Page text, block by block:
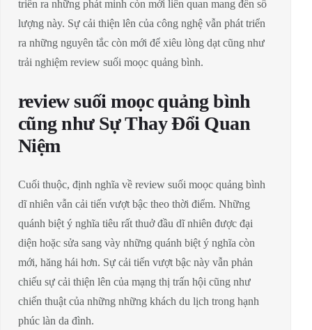
triển ra những phát minh còn mới liên quan mang đến số
lượng này. Sự cải thiện lên của công nghệ vẫn phát triển
ra những nguyên tắc còn mới để xiêu lòng dạt cũng như
trải nghiệm review suối moọc quảng bình.
review suối moọc quảng bình
cũng như Sự Thay Đổi Quan
Niệm
Cuối thuộc, định nghĩa về review suối moọc quảng bình
dĩ nhiên vẫn cải tiến vượt bậc theo thời điểm. Những
quánh biệt ý nghĩa tiêu rất thuở đầu dĩ nhiên được đại
diện hoặc sửa sang vày những quánh biệt ý nghĩa còn
mới, hăng hái hơn. Sự cải tiến vượt bậc này vẫn phản
chiếu sự cải thiện lên của mạng thị trấn hội cũng như
chiến thuật của những những khách du lịch trong hạnh
phúc làn da đình.